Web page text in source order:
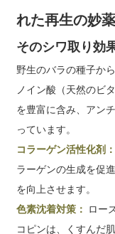
れた再生の妙薬
そのシワ取り効
野生のバラの種子か
ノイン酸（天然のビ
を豊富に含み、アン
っています。
コラーゲン活性化剤：
ラーゲンの生成を促
を向上させます。
色素沈着対策：
ロー
コピンは、くすんだ